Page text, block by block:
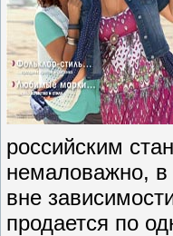
российским
немаловажно, в
вне
продается по